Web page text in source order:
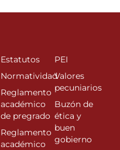
Estatutos
Normatividad
Reglamento
académico
de pregrado
Reglamento
académico
PEI
Valores
pecuniarios
Buzón de
ética y
buen
gobierno